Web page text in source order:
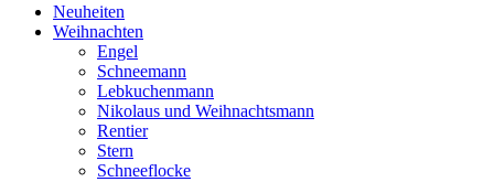
Neuheiten
Weihnachten
Engel
Schneemann
Lebkuchenmann
Nikolaus und Weihnachtsmann
Rentier
Stern
Schneeflocke